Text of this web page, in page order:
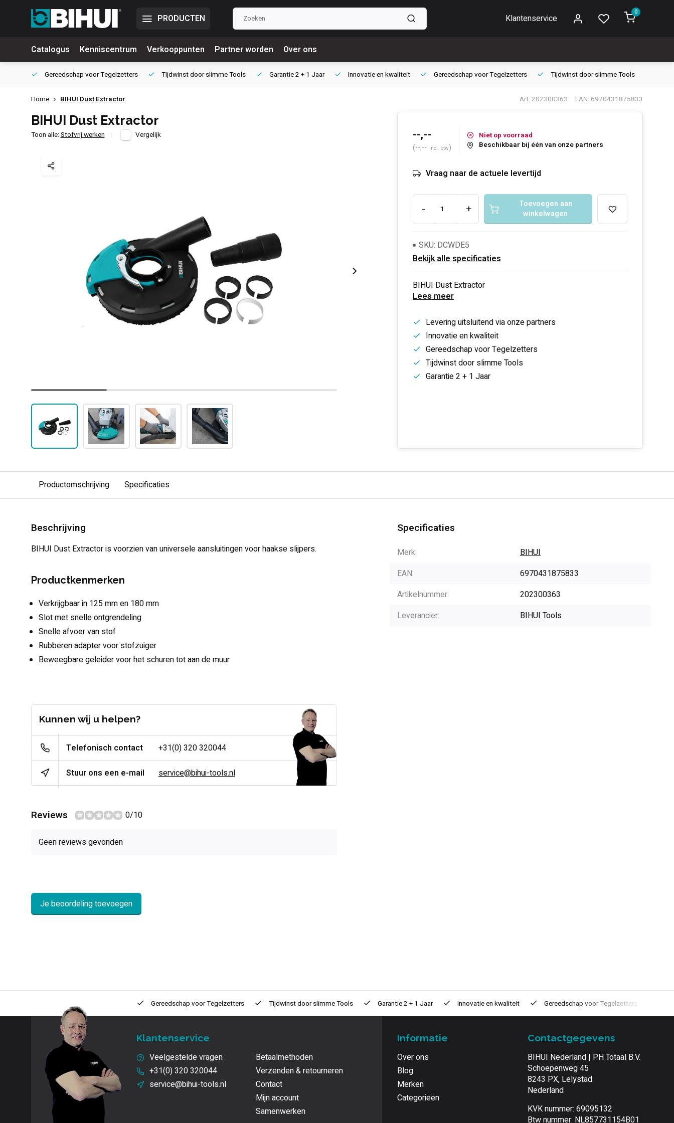
PRODUCTEN Klantenservice
0
Catalogus Kenniscentrum Verkooppunten Partner worden Over ons
Gereedschap voorTegelzetters Tijdwinst doorslimme Tools Garantie2 + 1 Jaar Innovatieen kwaliteit Gereedschap voorTegelzetters Tijdwinst doorslimme Tools
Home BIHUI Dust Extractor Art: 202300363 EAN: 6970431875833
BIHUI Dust Extractor
Toon alle:Stofvrij werken Vergelijk --,--
(--,-- Incl. btw)
Niet op voorraad
Beschikbaar bij één van onze partners
Vraag naar de actuele levertijd
- +
Toevoegen aan
winkelwagen
SKU: DCWDE5
Bekijk alle specificaties
BIHUI Dust Extractor
Lees meer
Levering uitsluitend via onze partners
Innovatie en kwaliteit
Gereedschap voor Tegelzetters
Tijdwinst door slimme Tools
Garantie 2 + 1 Jaar
Productomschrijving Specificaties
Beschrijving
BIHUI Dust Extractor is voorzien van universele aansluitingen voor haakse slijpers.
Productkenmerken
Verkrijgbaar in 125 mm en 180 mm
Slot met snelle ontgrendeling
Snelle afvoer van stof
Rubberen adapter voor stofzuiger
Beweegbare geleider voor het schuren tot aan de muur
Kunnen wij u helpen?
Telefonisch contact +31(0) 320 320044
Stuur ons een e-mail service@bihui-tools.nl
Reviews 0/10
Geen reviews gevonden
Je beoordeling toevoegen
Specificaties
Merk:
BIHUI
EAN:
6970431875833
Artikelnummer:
202300363
Leverancier:
BIHUI Tools
Innovatie Gereedschap voorTegelzetters Tijdwinst doorslimme Tools Garantie2 + 1 Jaar Innovatieen kwaliteit Gereedschap voorTegelzetters
Klantenservice
Veelgestelde vragen
+31(0) 320 320044
service@bihui-tools.nl
Betaalmethoden
Verzenden & retourneren
Contact
Mijn account
Samenwerken
Informatie
Over ons
Blog
Merken
Categorieën
Contactgegevens
BIHUI Nederland | PH Totaal B.V.
Schoepenweg 45
8243 PX, Lelystad
Nederland
KVK nummer: 69095132
Btw nummer: NL857731154B01